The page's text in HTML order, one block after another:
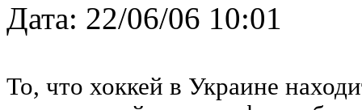
Дата: 22/06/06 10:01
То, что хоккей в Украине